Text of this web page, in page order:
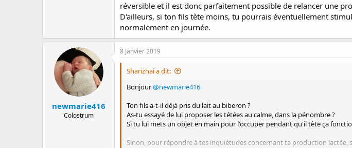
réversible et il est donc parfaitement possible de relancer une
D'ailleurs, si ton fils tète moins, tu pourrais éventuellement
normalement en journée.
newmarie416
Colostrum
8 Janvier 2019
Sharizhai a dit:
Bonjour@newmarie416
Ton fils a-t-il déjà pris du lait au biberon ?
As-tu essayé de lui proposer les tétées au calme, dans la pénombre ?
Si tu lui mets un objet en main pour l'occuper pendant qu'il tète ça
Sinon, pour répondre à tes inquiétudes concernant ta production